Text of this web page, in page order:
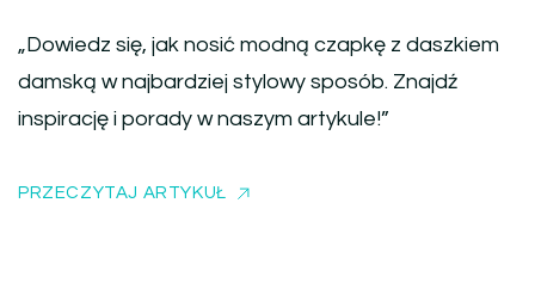
„Dowiedz się, jak nosić modną czapkę z daszkiem
damską w najbardziej stylowy sposób. Znajdź
inspirację i porady w naszym artykule!”
PRZECZYTAJ ARTYKUŁ